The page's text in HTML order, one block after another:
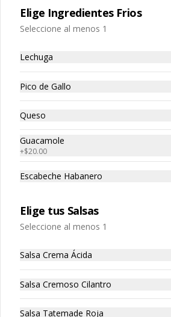
Bowls Combo
Elige los
gusten y arma
Arma Tu
Que Más Te
Bowl Big
Arma Tu
Elige Ingredientes Frios
Seleccione al menos 1
Lechuga
Pico de Gallo
Queso
Guacamole
+$20.00
Escabeche Habanero
Elige tus Salsas
Seleccione al menos 1
Salsa Crema Ácida
Salsa Cremoso Cilantro
Salsa Tatemade Roja